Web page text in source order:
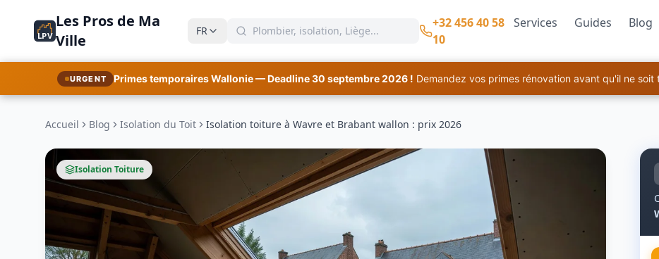
LPV
Les Pros de Ma
Ville
FR
+32 456 40 58
10
Services Guides Blog
URGENT Primes temporaires Wallonie — Deadline 30 septembre 2026 ! Demandez vos primes rénovation avant qu'il ne soit
Accueil Blog Isolation du Toit Isolation toiture à Wavre et Brabant wallon : prix 2026
Isolation Toiture